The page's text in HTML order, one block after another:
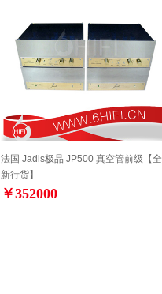
法国 Jadis极品 JP500 真空管前级【全
新行货】
￥352000